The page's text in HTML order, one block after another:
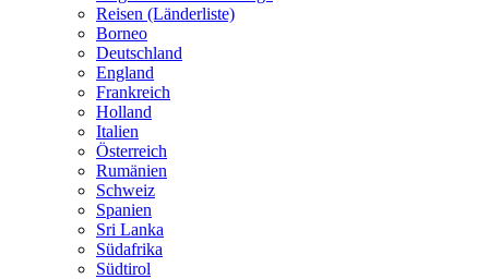
Reisen (Länderliste)
Borneo
Deutschland
England
Frankreich
Holland
Italien
Österreich
Rumänien
Schweiz
Spanien
Sri Lanka
Südafrika
Südtirol